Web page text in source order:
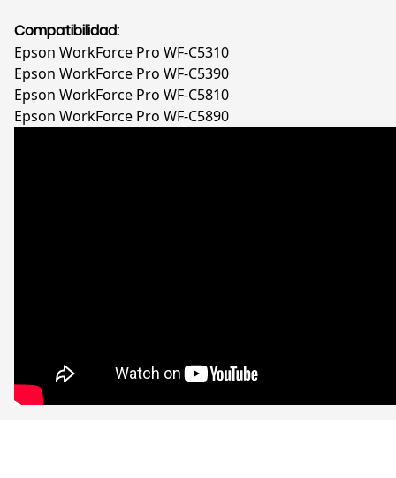
Compatibilidad:
Epson WorkForce Pro WF-C5310
Epson WorkForce Pro WF-C5390
Epson WorkForce Pro WF-C5810
Epson WorkForce Pro WF-C5890